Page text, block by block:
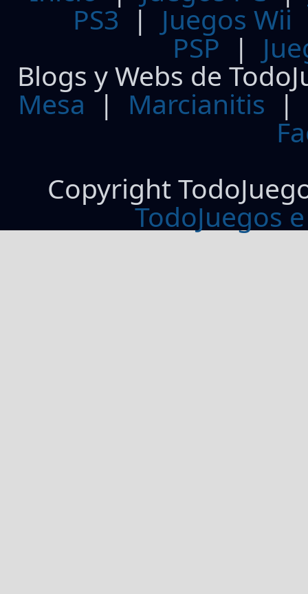
PS3| Juegos Wii
PSP |
Blogs y Webs de
Mesa | Marcianitis |
Copyright
TodoJuegos